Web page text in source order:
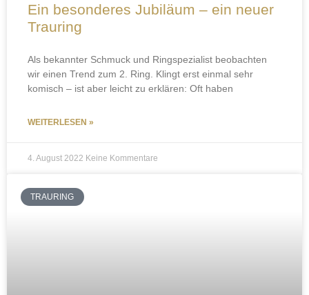
Ein besonderes Jubiläum – ein neuer
Trauring
Als bekannter Schmuck und Ringspezialist beobachten
wir einen Trend zum 2. Ring. Klingt erst einmal sehr
komisch – ist aber leicht zu erklären: Oft haben
WEITERLESEN »
4. August 2022 Keine Kommentare
TRAURING